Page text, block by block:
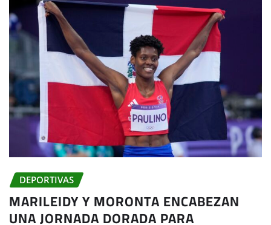
DEPORTIVAS
MARILEIDY Y MORONTA ENCABEZAN
UNA JORNADA DORADA PARA